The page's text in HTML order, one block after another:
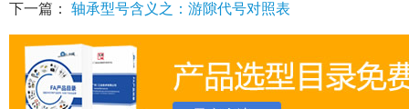
下一篇： 轴承型号含义之：游隙代号对照表